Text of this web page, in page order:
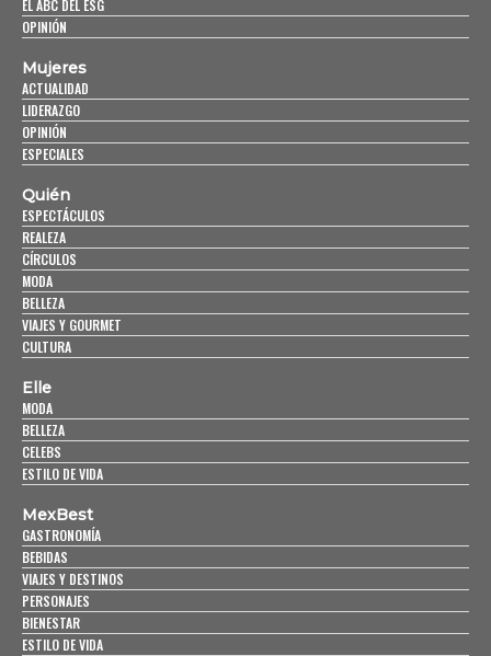
EL ABC DEL ESG
OPINIÓN
Mujeres
ACTUALIDAD
LIDERAZGO
OPINIÓN
ESPECIALES
Quién
ESPECTÁCULOS
REALEZA
CÍRCULOS
MODA
BELLEZA
VIAJES Y GOURMET
CULTURA
Elle
MODA
BELLEZA
CELEBS
ESTILO DE VIDA
MexBest
GASTRONOMÍA
BEBIDAS
VIAJES Y DESTINOS
PERSONAJES
BIENESTAR
ESTILO DE VIDA